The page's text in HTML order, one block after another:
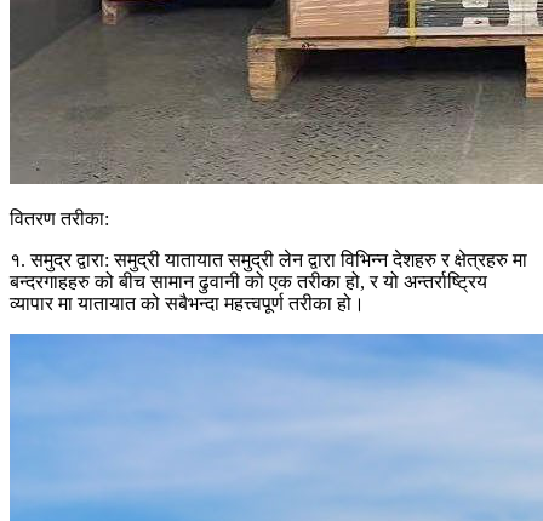
वितरण तरीका:
१. समुद्र द्वारा: समुद्री यातायात समुद्री लेन द्वारा विभिन्न देशहरु र क्षेत्रहरु मा
बन्दरगाहहरु को बीच सामान ढुवानी को एक तरीका हो, र यो अन्तर्राष्ट्रिय
व्यापार मा यातायात को सबैभन्दा महत्त्वपूर्ण तरीका हो।